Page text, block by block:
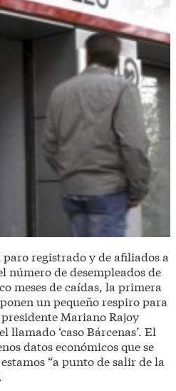
registrado y de afiliados a
número de desempleados de
meses de caídas, la primera
un pequeño respiro para
Mariano Rajoy
llamado ‘caso Bárcenas’. El
datos económicos que se
“a punto de salir de la